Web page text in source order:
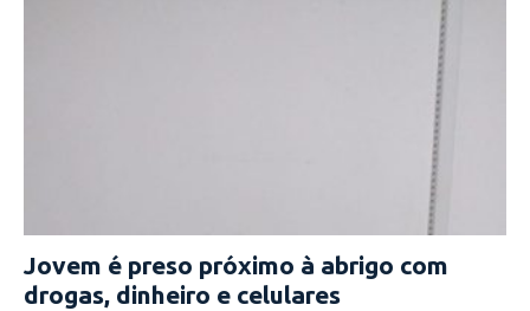
Jovem é preso próximo à abrigo com
drogas, dinheiro e celulares